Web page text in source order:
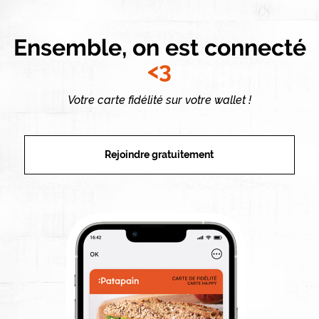
Ensemble, on est connecté
<3
Votre carte fidélité sur votre wallet !
Rejoindre gratuitement